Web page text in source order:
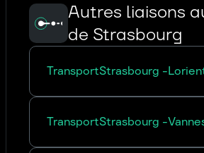
Autres liaisons
de Strasbourg
TransportStrasbourg -
TransportStrasbourg -